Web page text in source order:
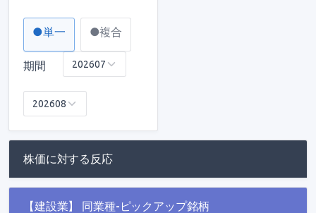
●単一 ●複合
期間
株価に対する反応
【建設業】 同業種-ピックアップ銘柄